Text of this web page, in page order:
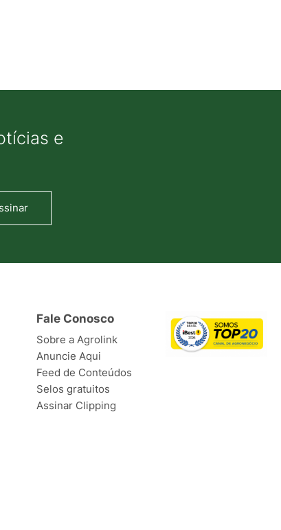
e
Fale Conosco
Sobre a Agrolink
Anuncie Aqui
Feed de Conteúdos
Selos gratuitos
Assinar Clipping